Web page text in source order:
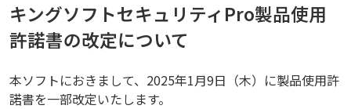
キングソフトセキュリティPro製品使用
許諾書の改定について
本ソフトにおきまして、2025年1月9日（木）に製品使用許
諾書を一部改定いたします。